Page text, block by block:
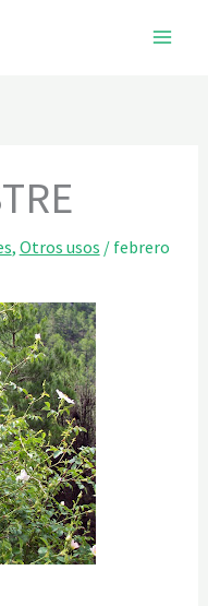
, Otros usos / febrero